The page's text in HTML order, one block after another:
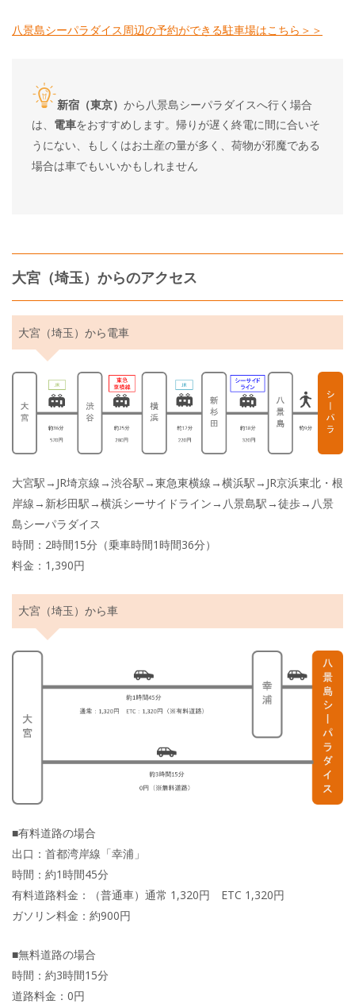
八景島シーパラダイス周辺の予約ができる駐車場はこちら＞＞
新宿（東京） から八景島シーパラダイスへ行く場合
は、 電車をおすすめします。帰りが遅く終電に間に合いそ
うにない、もしくはお土産の量が多く、荷物が邪魔である
場合は車でもいいかもしれません
大宮（埼玉）からのアクセス
大宮（埼玉）から電車
大宮駅→JR埼京線→渋谷駅→東急東横線→横浜駅→JR京浜東北・根
岸線→新杉田駅→横浜シーサイドライン→八景島駅→徒歩→八景
島シーパラダイス
時間：2時間15分（乗車時間1時間36分）
料金：1,390円
大宮（埼玉）から車
■有料道路の場合
出口：首都湾岸線「幸浦」
時間：約1時間45分
有料道路料金：（普通車）通常 1,320円 ETC 1,320円
ガソリン料金：約900円
■無料道路の場合
時間：約3時間15分
道路料金：0円